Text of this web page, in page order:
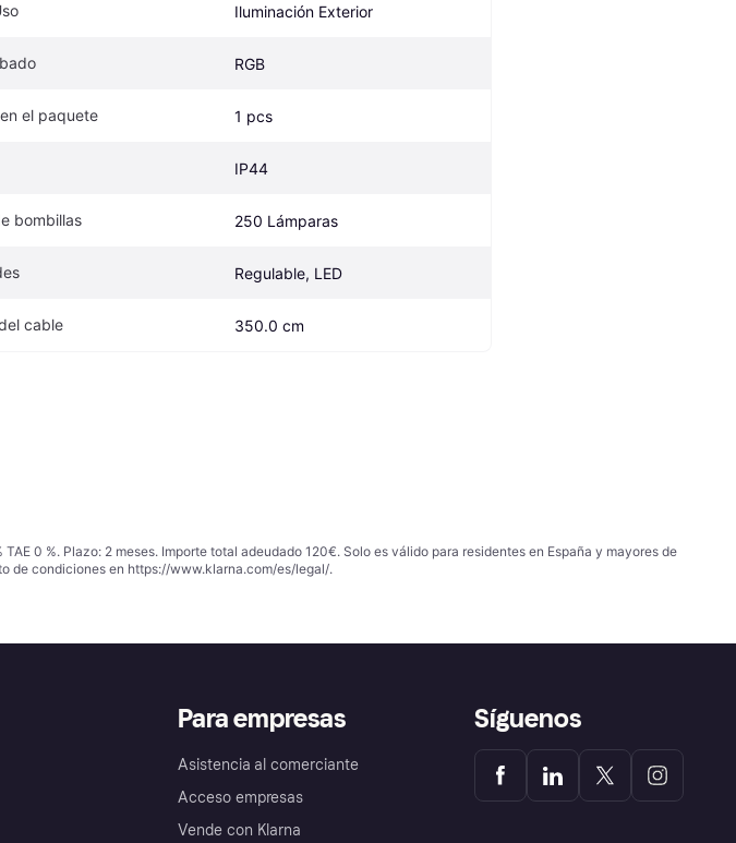
Iluminación Exterior
RGB
el paquete 1 pcs
IP44
bombillas 250 Lámparas
Regulable, LED
cable 350.0 cm
0 %. Plazo: 2 meses. Importe total adeudado 120€. Solo es válido para residentes en España y mayores de
de condiciones en https://www.klarna.com/es/legal/.
Para empresas
Asistencia al comerciante
Acceso empresas
Vende con Klarna
Síguenos